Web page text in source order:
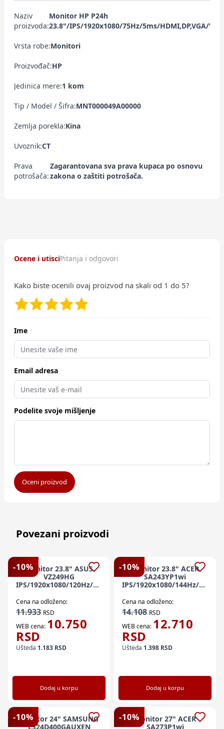
Naziv
proizvoda:
Monitor HP P24h
23.8"/IPS/1920x1080/75Hz/5ms/HDMI,DP,VGA/
Vrsta robe:Monitori
Proizvođač:HP
Jedinica mere:1 kom
Tip / Model / Šifra:MNT000049A00000
Zemlja porekla:Kina
Uvoznik:CT
Prava
potrošača:
Zagarantovana sva prava kupaca po osnovu
zakona o zaštiti potrošača.
Ocene i utisciPitanja i odgovori
Kako biste ocenili ovaj proizvod na skali od 1 do 5?
Ime
Email adresa
Podelite svoje mišljenje
Oceni proizvod
Povezani proizvodi
-10%
Monitor 23.8" ASUS
VZ249HG
IPS/1920x1080/120Hz/1ms
Cena na odloženo:
11.933 RSD
WEB cena: 10.750
RSD
Ušteda 1.183 RSD
Dodaj u korpu
-10%
Monitor 23.8" ACER
SA243YP1wi
IPS/1920x1080/144Hz/1ms/
Cena na odloženo:
14.108 RSD
WEB cena: 12.710
RSD
Ušteda 1.398 RSD
Dodaj u korpu
-10%
Monitor 24" SAMSUNG
LS24D400GAUXEN
-10%
Monitor 27" ACER
SA273P1wi